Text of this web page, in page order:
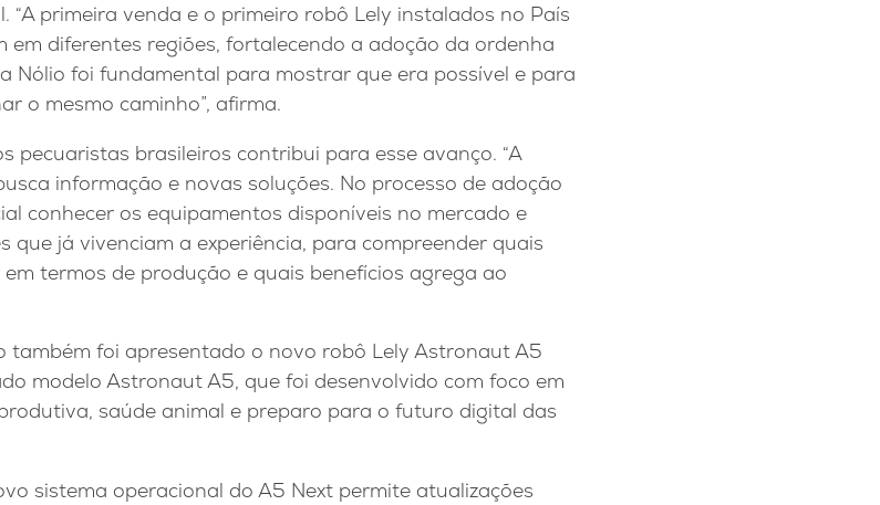
“A primeira venda e o primeiro robô Lely instalados no País
em diferentes regiões, fortalecendo a adoção da ordenha
Nólio foi fundamental para mostrar que era possível e para
o mesmo caminho”, afirma.
pecuaristas brasileiros contribui para esse avanço. “A
informação e novas soluções. No processo de adoção
conhecer os equipamentos disponíveis no mercado e
já vivenciam a experiência, para compreender quais
termos de produção e quais benefícios agrega ao
também foi apresentado o novo robô Lely Astronaut A5
modelo Astronaut A5, que foi desenvolvido com foco em
saúde animal e preparo para o futuro digital das
sistema operacional do A5 Next permite atualizações